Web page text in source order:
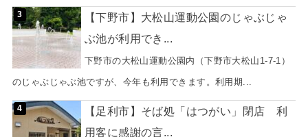
【下野市】大松山運動公園のじゃぶじゃ
ぶ池が利用でき...
下野市の大松山運動公園内（下野市大松山1-7-1）
のじゃぶじゃぶ池ですが、今年も利用できます。利用期...
【足利市】そば処「はつがい」閉店 利
用客に感謝の言...